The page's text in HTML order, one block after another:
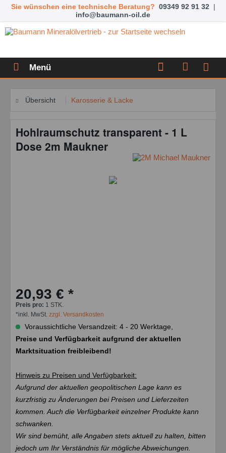
Sie wünschen eine technische Beratung? 09349 92 91 32 |
info@baumann-oil.de
Menü
Übersicht Karosserie & Lacke
Hohlraumschutz transparent - 1 L
Dose 2m Maukner
20,93 € *
Preis pro: 1 STK.
*inkl. MwSt. zzgl. Versandkosten
Voraussichtliche Versandzeit: 4 - 20 Werktage,
Preise und Verfügbarkeit aufgrund der aktuellen
Marktsituation freibleibend!
Hinweis zu Preisen und Verfügbarkeit:
Aufgrund der aktuellen geopolitischen Lage kann es
kurzfristig zu Änderungen bei Preisen und Lieferzeiten
kommen. Auch die Verfügbarkeit einzelner Produkte kann
schwanken.
Wir sind bemüht, alle Angaben stets aktuell zu halten, bitten
jedoch um Ihr Verständnis für mögliche Abweichungen.